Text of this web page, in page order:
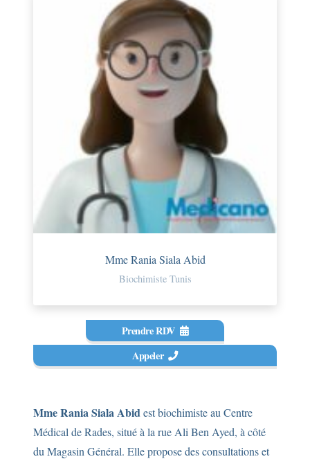
Mme Rania Siala Abid
Biochimiste Tunis
Prendre RDV
Appeler
Mme Rania Siala Abidest biochimiste au Centre
Médical de Rades, situé à la rue Ali Ben Ayed, à côté
du Magasin Général. Elle propose des consultations et